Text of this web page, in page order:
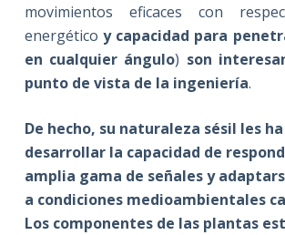
movimientos eficaces con
energéticoy capacidad para
en cualquier ángulo) son
punto de vista de la ingeniería.
De hecho, su naturaleza sésil les
desarrollar la capacidad de
amplia gama de señales y
a condiciones medioambientales
Los componentes de las plantas